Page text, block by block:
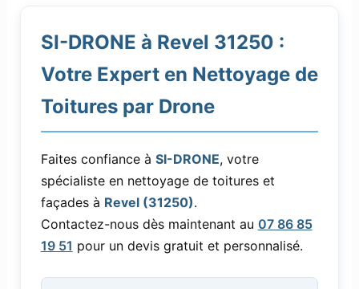
SI-DRONE à Revel 31250 :
Votre Expert en Nettoyage de
Toitures par Drone
Faites confiance à SI-DRONE, votre
spécialiste en nettoyage de toitures et
façades à Revel (31250).
Contactez-nous dès maintenant au 07 86 85
19 51 pour un devis gratuit et personnalisé.